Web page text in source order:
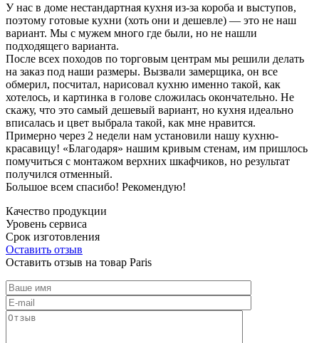
У нас в доме нестандартная кухня из-за короба и выступов,
поэтому готовые кухни (хоть они и дешевле) — это не наш
вариант. Мы с мужем много где были, но не нашли
подходящего варианта.
После всех походов по торговым центрам мы решили делать
на заказ под наши размеры. Вызвали замерщика, он все
обмерил, посчитал, нарисовал кухню именно такой, как
хотелось, и картинка в голове сложилась окончательно. Не
скажу, что это самый дешевый вариант, но кухня идеально
вписалась и цвет выбрала такой, как мне нравится.
Примерно через 2 недели нам установили нашу кухню-
красавицу! «Благодаря» нашим кривым стенам, им пришлось
помучиться с монтажом верхних шкафчиков, но результат
получился отменный.
Большое всем спасибо! Рекомендую!
Качество продукции
Уровень сервиса
Срок изготовления
Оставить отзыв
Оставить отзыв на товар Paris